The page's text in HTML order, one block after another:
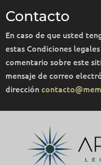
Contacto
En caso de que usted
estas Condiciones
comentario sobre este
mensaje de correo
dirección